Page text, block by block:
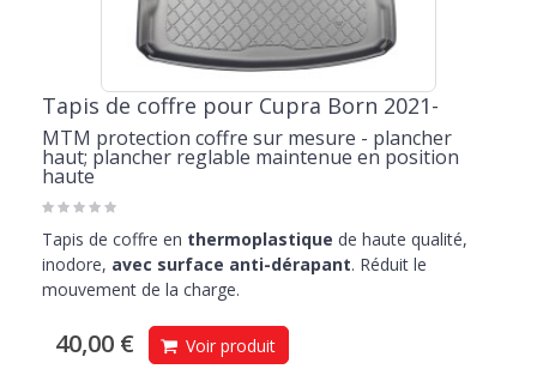
Tapis de coffre pour Cupra Born 2021-
MTM protection coffre sur mesure - plancher
haut; plancher reglable maintenue en position
haute
Tapis de coffre en thermoplastique de haute qualité,
inodore, avec surface anti-dérapant. Réduit le
mouvement de la charge.
40,00 € Voir produit